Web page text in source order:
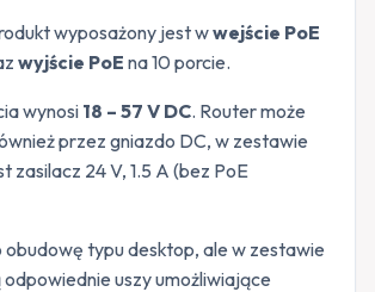
wyposażony jest wwejście PoE
wyjście PoE na 10 porcie.
wynosi 18 – 57 V DC. Router może
przez gniazdo DC, w zestawie
zasilacz 24 V, 1.5 A (bez PoE
typu desktop, ale w zestawie
odpowiednie uszy umożliwiające